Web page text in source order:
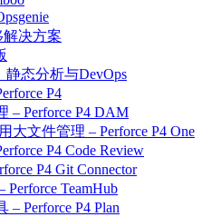
解决方案
静态分析与DevOps
P4
– Perforce P4 DAM
大文件管理 – Perforce P4 One
P4 Code Review
P4 Git Connector
Perforce TeamHub
– Perforce P4 Plan